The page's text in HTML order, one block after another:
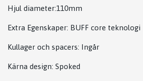
Hjul diameter:110mm
Extra Egenskaper: BUFF core teknologi
Kullager och spacers: Ingår
Kärna design: Spoked